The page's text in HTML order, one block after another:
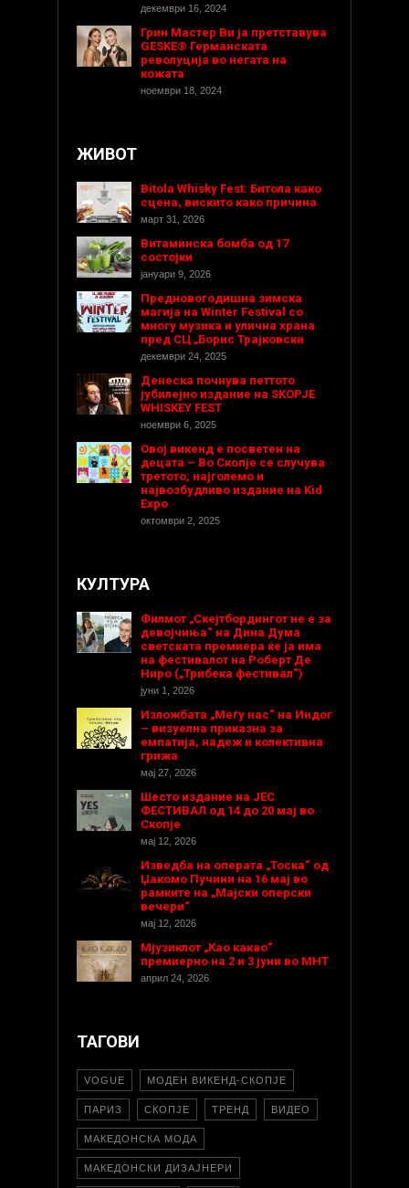
декември 16, 2024
Грин Мастер Ви ја претставува
GESKE® Германската
револуција во негата на
кожата
ноември 18, 2024
ЖИВОТ
Bitola Whisky Fest: Битола како
сцена, вискито како причина
март 31, 2026
Витаминска бомба од 17
состојки
јануари 9, 2026
Предновогодишнa зимска
магија на Winter Festival со
многу музика и улична храна
пред СЦ „Борис Трајковски
декември 24, 2025
Денеска почнува петтото
јубилејно издание на SKOPJE
WHISKEY FEST
ноември 6, 2025
Овој викенд е посветен на
децата – Во Скопје се случува
третото, најголемо и
највозбудливо издание на Kid
Expo
октомври 2, 2025
КУЛТУРА
Филмот „Скејтбордингот не е за
девојчиња“ на Дина Дума
светската премиера ќе ја има
на фестивалот на Роберт Де
Ниро („Трибека фестивал“)
јуни 1, 2026
Изложбата „Меѓу нас“ на Индог
– визуелна приказна за
емпатија, надеж и колективна
грижа
мај 27, 2026
Шесто издание на ЈЕС
ФЕСТИВАЛ од 14 до 20 мај во
Скопје
мај 12, 2026
Изведба на операта „Тоска“ од
Џакомо Пучини на 16 мај во
рамките на „Мајски оперски
вечери“
мај 12, 2026
Мјузиклот „Као какао“
премиерно на 2 и 3 јуни во МНТ
април 24, 2026
ТАГОВИ
VOGUE МОДЕН ВИКЕНД-СКОПЈЕ
ПАРИЗ СКОПЈЕ ТРЕНД ВИДЕО
МАКЕДОНСКА МОДА
МАКЕДОНСКИ ДИЗАЈНЕРИ